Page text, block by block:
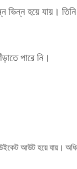
ভিন্ন হয়ে যায়।
পারে নি।
আউট হয়ে যায়।